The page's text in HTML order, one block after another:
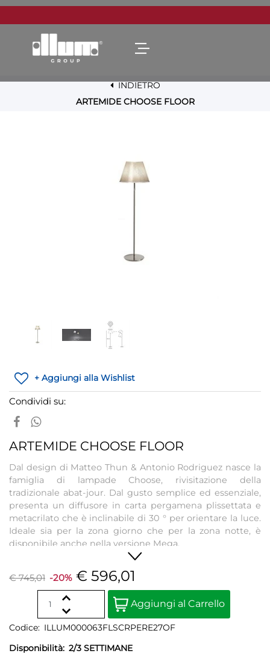
Open menu
INDIETRO
ARTEMIDE CHOOSE FLOOR
+ Aggiungi alla Wishlist
Condividi su:
ARTEMIDE CHOOSE FLOOR
Dal design di Matteo Thun & Antonio Rodriguez nasce la
famiglia di lampade Choose, rivisitazione della
tradizionale abat-jour. Dal gusto semplice ed essenziale,
presenta un diffusore in carta pergamena plissettata e
metacrilato che è inclinabile di 30 ° per orientare la luce.
Ideale sia per la zona giorno che per la zona notte, è
disponibile anche nella versione Mega.
€ 745,01 -20% € 596,01
Quantità
Aggiungi al Carrello
Codice: ILLUM000063FLSCRPERE27OF
Disponibilità: 2/3 SETTIMANE